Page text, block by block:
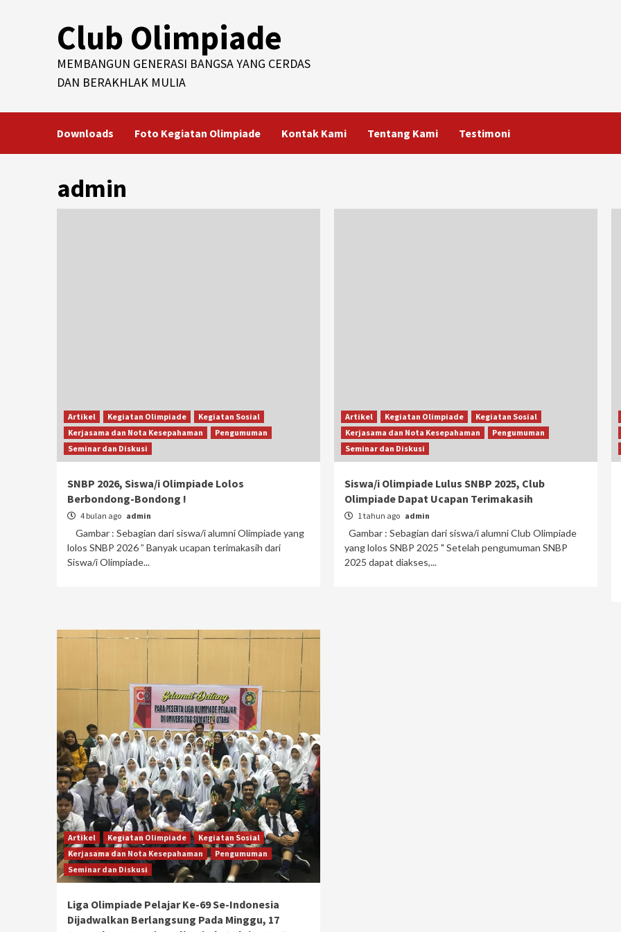
Club Olimpiade
MEMBANGUN GENERASI BANGSA YANG CERDAS
DAN BERAKHLAK MULIA
Downloads Foto Kegiatan Olimpiade Kontak Kami Tentang Kami Testimoni
admin
Artikel Kegiatan Olimpiade
Kegiatan Sosial
Kerjasama dan Nota Kesepahaman
Pengumuman
Seminar dan Diskusi
SNBP 2026, Siswa/i Olimpiade Lolos
Berbondong-Bondong !
4 bulan ago admin
Gambar : Sebagian dari siswa/i alumni Olimpiade yang
lolos SNBP 2026 ” Banyak ucapan terimakasih dari
Siswa/i Olimpiade...
Artikel Kegiatan Olimpiade
Kegiatan Sosial
Kerjasama dan Nota Kesepahaman
Pengumuman
Seminar dan Diskusi
Siswa/i Olimpiade Lulus SNBP 2025, Club
Olimpiade Dapat Ucapan Terimakasih
1 tahun ago admin
Gambar : Sebagian dari siswa/i alumni Club Olimpiade
yang lolos SNBP 2025 " Setelah pengumuman SNBP
2025 dapat diakses,...
Artikel Kegiatan Olimpiade
Kegiatan Sosial
Kerjasama dan Nota Kesepahaman
Pengumuman
Seminar dan Diskusi
Liga Olimpiade Pelajar Ke-69 Se-Indonesia
Dijadwalkan Berlangsung Pada Minggu, 17